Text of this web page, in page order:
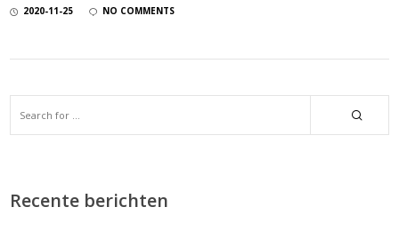
2020-11-25 NO COMMENTS
Recente berichten